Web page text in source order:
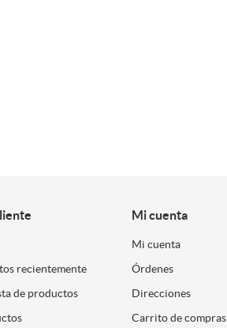
recientemente
de productos
Mi cuenta
Mi cuenta
Órdenes
Direcciones
Carrito de compras